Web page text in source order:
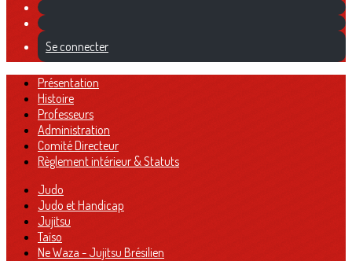
Se connecter
Présentation
Histoire
Professeurs
Administration
Comité Directeur
Règlement intérieur & Statuts
Judo
Judo et Handicap
Jujitsu
Taïso
Ne Waza - Jujitsu Brésilien